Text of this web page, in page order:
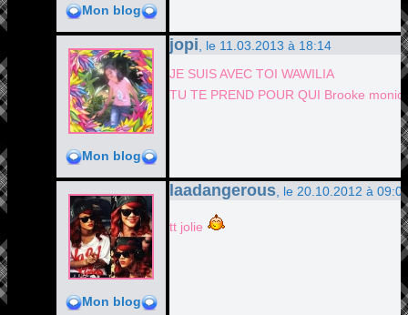
Mon blog
Mon blog
jopi , le 11.03.2013 à 18:14
JE SUIS AVEC TOI WAWILIA
TU TE PREND POUR QUI Brooke
Mon blog
laadangerous , le 20.10.2012 à
tt jolie